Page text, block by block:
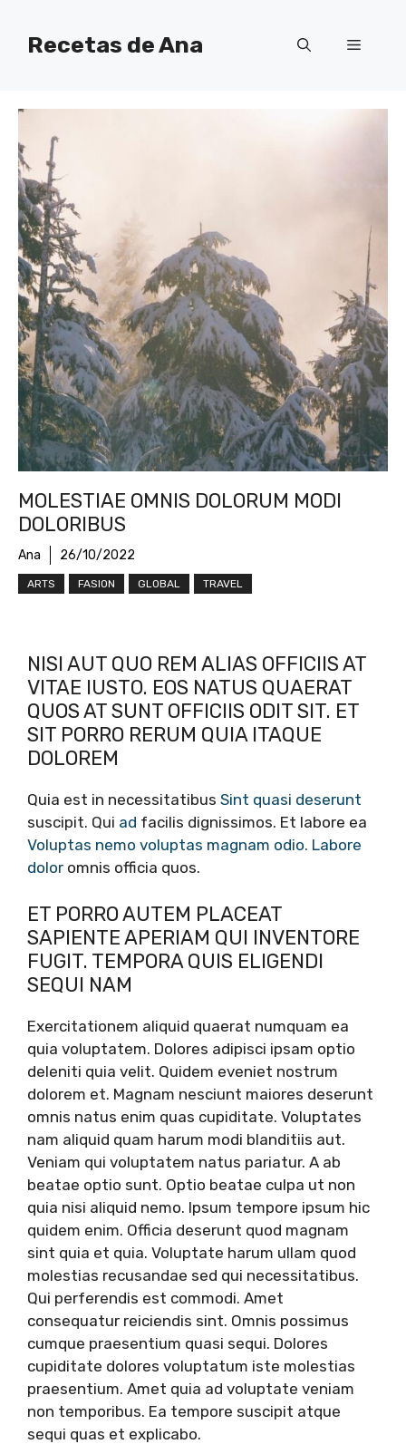
contentRecetas de Ana Menu
MOLESTIAE OMNIS DOLORUM MODI
DOLORIBUS
Ana 26/10/2022
ARTS FASION GLOBAL TRAVEL
NISI AUT QUO REM ALIAS OFFICIIS AT
VITAE IUSTO. EOS NATUS QUAERAT
QUOS AT SUNT OFFICIIS ODIT SIT. ET
SIT PORRO RERUM QUIA ITAQUE
DOLOREM
Quia est in necessitatibus Sint quasi deserunt
suscipit. Qui ad facilis dignissimos. Et labore ea
Voluptas nemo voluptas magnam odio. Labore
dolor omnis officia quos.
ET PORRO AUTEM PLACEAT
SAPIENTE APERIAM QUI INVENTORE
FUGIT. TEMPORA QUIS ELIGENDI
SEQUI NAM
Exercitationem aliquid quaerat numquam ea
quia voluptatem. Dolores adipisci ipsam optio
deleniti quia velit. Quidem eveniet nostrum
dolorem et. Magnam nesciunt maiores deserunt
omnis natus enim quas cupiditate. Voluptates
nam aliquid quam harum modi blanditiis aut.
Veniam qui voluptatem natus pariatur. A ab
beatae optio sunt. Optio beatae culpa ut non
quia nisi aliquid nemo. Ipsum tempore ipsum hic
quidem enim. Officia deserunt quod magnam
sint quia et quia. Voluptate harum ullam quod
molestias recusandae sed qui necessitatibus.
Qui perferendis est commodi. Amet
consequatur reiciendis sint. Omnis possimus
cumque praesentium quasi sequi. Dolores
cupiditate dolores voluptatum iste molestias
praesentium. Amet quia ad voluptate veniam
non temporibus. Ea tempore suscipit atque
sequi quas et explicabo.